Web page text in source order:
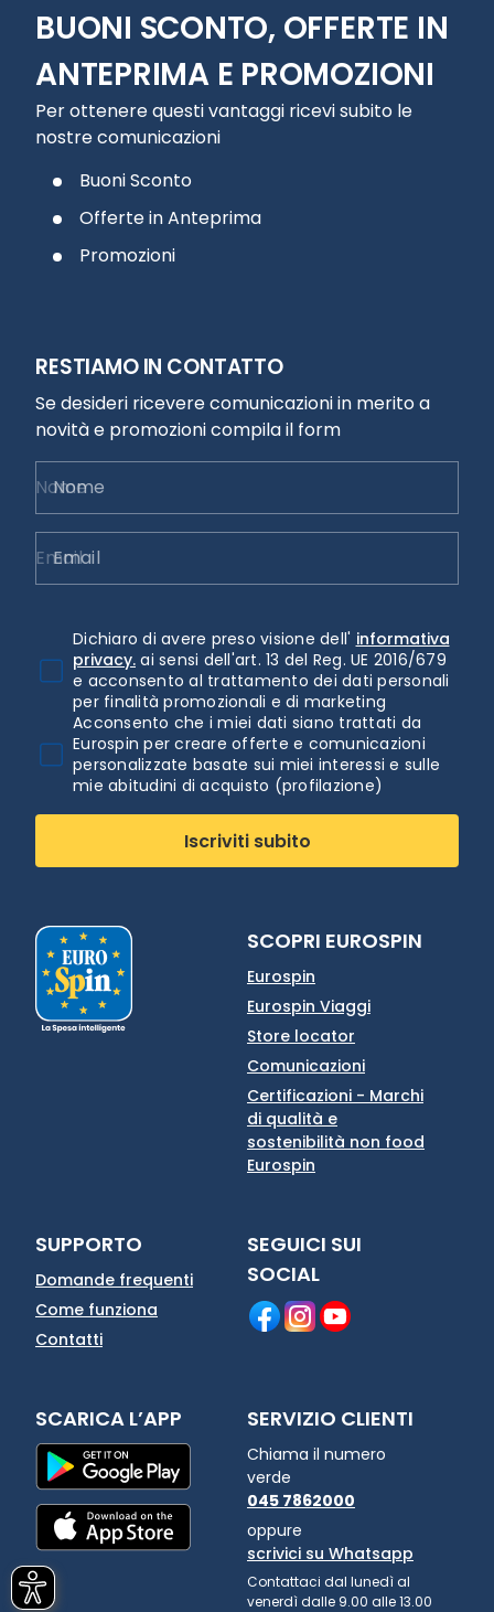
BUONI SCONTO, OFFERTE IN
ANTEPRIMA E PROMOZIONI
Per ottenere questi vantaggi ricevi subito le
nostre comunicazioni
Buoni Sconto
Offerte in Anteprima
Promozioni
RESTIAMO IN CONTATTO
Se desideri ricevere comunicazioni in merito a
novità e promozioni compila il form
Nome
Email
Dichiaro di avere preso visione dell' informativa
privacy. ai sensi dell'art. 13 del Reg. UE 2016/679
e acconsento al trattamento dei dati personali
per finalità promozionali e di marketing
Acconsento che i miei dati siano trattati da
Eurospin per creare offerte e comunicazioni
personalizzate basate sui miei interessi e sulle
mie abitudini di acquisto (profilazione)
Iscriviti subito
SCOPRI EUROSPIN
Eurospin
Eurospin Viaggi
Store locator
Comunicazioni
Certificazioni - Marchi
di qualità e
sostenibilità non food
Eurospin
SUPPORTO
Domande frequenti
Come funziona
Contatti
SEGUICI SUI
SOCIAL
SCARICA L’APP SERVIZIO CLIENTI
Chiama il numero
verde
045 7862000
oppure
scrivici su Whatsapp
Contattaci dal lunedì al
venerdì dalle 9.00 alle 13.00